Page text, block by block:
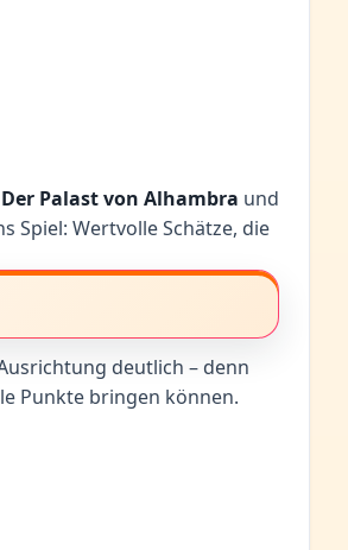
Der Palast von Alhambra und
Spiel: Wertvolle Schätze, die
deutlich – denn
Punkte bringen können.